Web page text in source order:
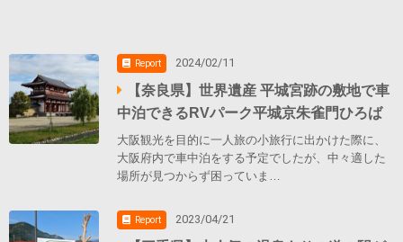
Report 2024/02/11
【奈良県】世界遺産 平城宮跡の敷地で車
中泊できるRVパーク平城京朱雀門ひろば
大阪観光を目的に一人旅の小旅行に出かけた際に、
大阪府内で車中泊をする予定でしたが、中々適した
場所が見つからず困っていま…
Report 2023/04/21